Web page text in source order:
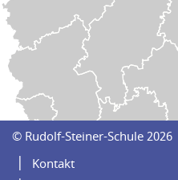
© Rudolf-Steiner-Schule 2026
Kontakt